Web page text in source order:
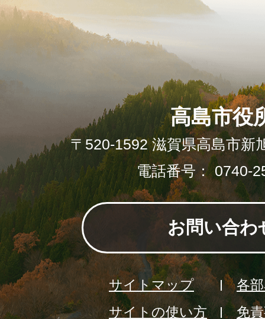
高島市役
〒520-1592 滋賀県高島市新
電話番号： 0740-
お問い合わ
サイトマップ
各
サイトの使い方
免